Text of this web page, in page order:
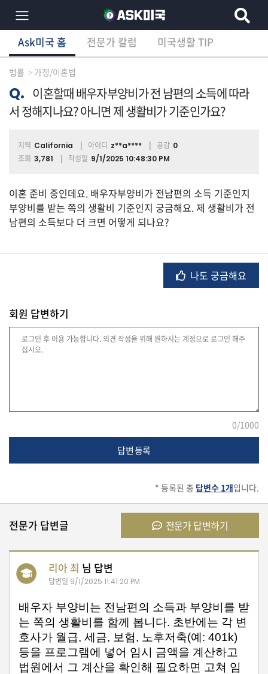
×
분
별
상
담
글
이
비
법
테
학/
Ask미국 홈 전문가 칼럼 미국생활 TIP
Ask미국 홈 전문가 칼럼 미국생활 TIP
법률 가정/이혼법
Q. 이혼할때 배우자부양비가 전 남편의 소득에 따라
서 정해지나요? 아니면 제 생활비가 기준인가요?
지역 California 아이디 z**a**** 공감 0
조회 3,781 작성일 9/1/2025 10:48:30 PM
이혼 준비 중인데요. 배우자부양비가 전남편의 소득 기준인지
부양비를 받는 쪽의 생활비 기준인지 궁금해요. 제 생활비가 전
남편의 소득보다 더 크면 어떻게 되나요?
나도 궁금해요
회원 답변하기
0/1000
답변 등록
* 등록된 총 답변수 1개입니다.
전문가 답변글 전문가 답변하기
리아 최 님 답변
답변일 9/1/2025 11:41:20 PM
배우자 부양비는 전남편의 소득과 부양비를 받
는 쪽의 생활비를 함께 봅니다. 초반에는 각 변
호사가 월급, 세금, 보험, 노후저축(예: 401k)
등을 프로그램에 넣어 임시 금액을 계산하고
법원에서 그 계산을 확인해 필요하면 고쳐 임